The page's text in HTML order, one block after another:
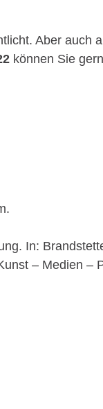
Aber auch
können Sie
In:
– Medien –